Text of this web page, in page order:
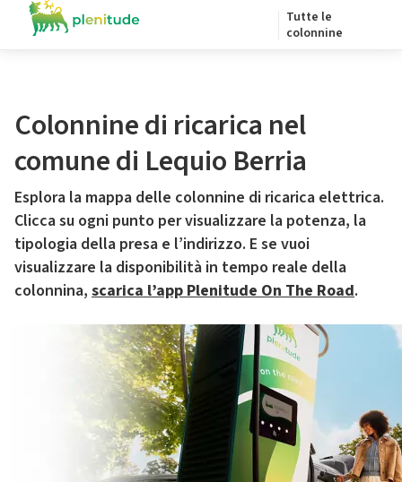
Tutte le
colonnine
Colonnine di ricarica nel
comune di Lequio Berria
Esplora la mappa delle colonnine di ricarica elettrica.
Clicca su ogni punto per visualizzare la potenza, la
tipologia della presa e l’indirizzo. E se vuoi
visualizzare la disponibilità in tempo reale della
colonnina, scarica l’app Plenitude On The Road.